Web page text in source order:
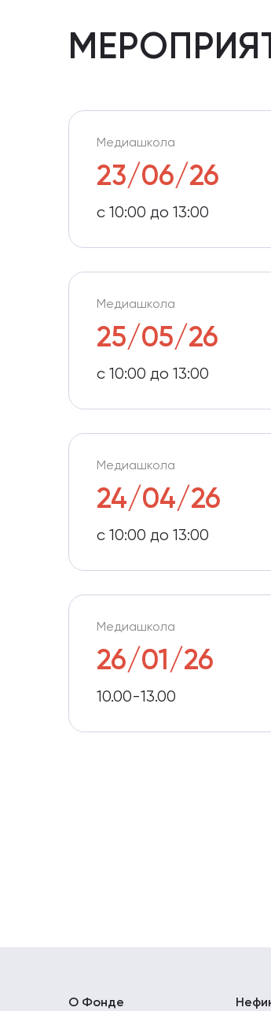
Медиашкола
23/06/26
с 10:00 до 13:00
Медиашкола
25/05/26
с 10:00 до 13:00
Медиашкола
24/04/26
с 10:00 до 13:00
Медиашкола
26/01/26
10.00-13.00
О Фонде